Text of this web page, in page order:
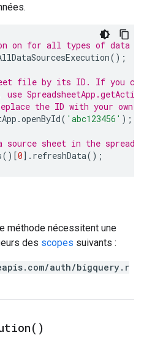
on for all types of data
();
file by its ID. If you
the ID with your own.
.openById( 'abc123456' );
sheet in the
()[0]. refreshData();
méthode nécessitent une
des scopes suivants :
auth/bigquery.r
)